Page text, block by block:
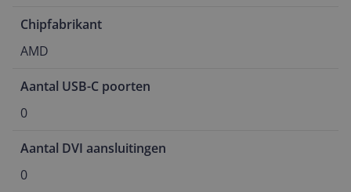
Chipfabrikant
AMD
Aantal USB-C poorten
0
Aantal DVI aansluitingen
0